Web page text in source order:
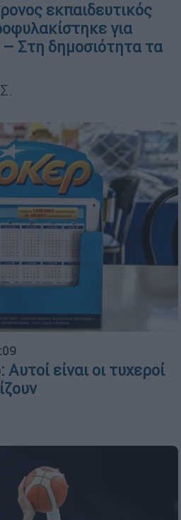
εκπαιδευτικός
για
Στη δημοσιότητα τα
είναι οι τυχεροί